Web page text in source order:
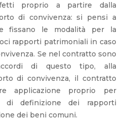
proprio a partire dalla
di convivenza: si pensi a
fissano le modalità per la
rapporti patrimoniali in caso
Se nel contratto sono
di questo tipo, alla
di convivenza, il contratto
applicazione proprio per
di definizione dei rapporti
dei beni comuni.